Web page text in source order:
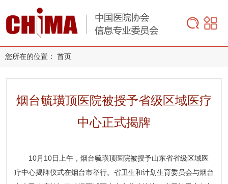
您所在的位置： 首页
烟台毓璜顶医院被授予省级区域医疗
中心正式揭牌
10月10日上午，烟台毓璜顶医院被授予山东省省级区域医
疗中心揭牌仪式在烟台市举行。省卫生和计划生育委员会与烟台